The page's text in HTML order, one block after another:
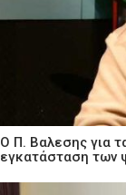
Ο Π. Βαλεσης για
εγκατάσταση των